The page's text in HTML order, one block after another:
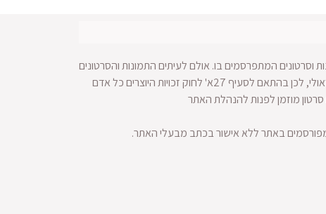
וסרטונים המתפרסמים בו. אולם לעיתים התמונות והסרטונים
מופצים ברחבי הרשת ולא מתאפשרת הגעה למקור החומר הויזאולי, לכן בהתאם לסעיף 27א' לחוק זכויות היוצרים כל אדם
מוזמן לפנות להנהלת האתר
באתר ללא אישור בכתב מבעלי האתר.